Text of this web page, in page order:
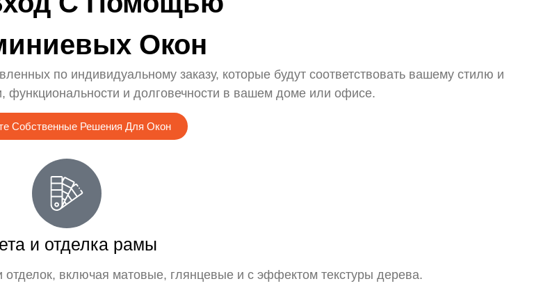
Окон
по индивидуальному заказу, которые будут соответствовать вашему стилю и
функциональности и долговечности в вашем доме или офисе.
Собственные Решения Для Окон
и отделка рамы
отделок, включая матовые, глянцевые и с эффектом текстуры дерева.